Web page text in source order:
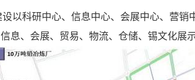
以科研中心、信息中心、会展中心、营销
息、会展、贸易、物流、仓储、锡文化展